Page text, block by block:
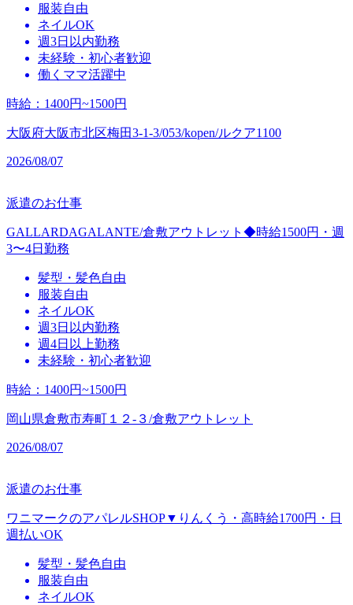
服装自由
ネイルOK
週3日以内勤務
未経験・初心者歓迎
働くママ活躍中
時給 ： 1400円~1500円
大阪府大阪市北区梅田3-1-3/053/kopen/ルクア1100
2026/08/07
派遣のお仕事
GALLARDAGALANTE/倉敷アウトレット◆時給1500円・週
3〜4日勤務
髪型・髪色自由
服装自由
ネイルOK
週3日以内勤務
週4日以上勤務
未経験・初心者歓迎
時給 ： 1400円~1500円
岡山県倉敷市寿町１２‐３/倉敷アウトレット
2026/08/07
派遣のお仕事
ワニマークのアパレルSHOP▼りんくう・高時給1700円・日
週払いOK
髪型・髪色自由
服装自由
ネイルOK